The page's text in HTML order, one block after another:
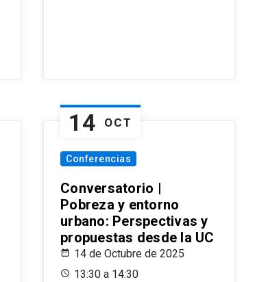
14 OCT
Conferencias
Conversatorio |
Pobreza y entorno
urbano: Perspectivas y
propuestas desde la UC
14 de Octubre de 2025
13:30 a 14:30